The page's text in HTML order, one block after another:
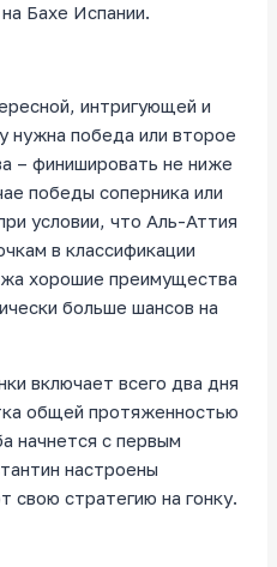
Бахе Испании.
интригующей и
нужна победа или второе
– финишировать не ниже
победы соперника или
условии, что Аль-Аттия
в классификации
хорошие преимущества
больше шансов на
включает всего два дня
общей протяженностью
начнется с первым
настроены
свою стратегию на гонку.